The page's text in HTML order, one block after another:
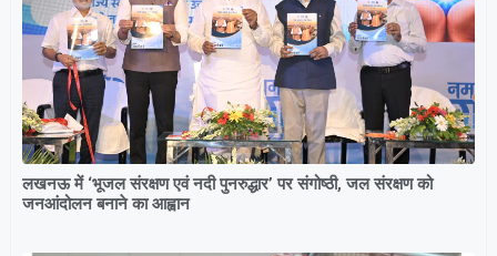
लखनऊ में ‘भूजल संरक्षण एवं नदी पुनरुद्धार’ पर संगोष्ठी, जल संरक्षण को
जनआंदोलन बनाने का आह्वान